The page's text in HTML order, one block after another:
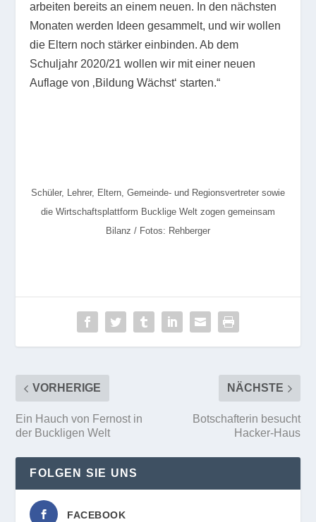
arbeiten bereits an einem neuen. In den nächsten
Monaten werden Ideen gesammelt, und wir wollen
die Eltern noch stärker einbinden. Ab dem
Schuljahr 2020/21 wollen wir mit einer neuen
Auflage von ‚Bildung Wächst‘ starten.“
Schüler, Lehrer, Eltern, Gemeinde- und Regionsvertreter sowie
die Wirtschaftsplattform Bucklige Welt zogen gemeinsam
Bilanz / Fotos: Rehberger
VORHERIGE
Ein Hauch von Fernost in
der Buckligen Welt
NÄCHSTE
Botschafterin besucht
Hacker-Haus
FOLGEN SIE UNS
FACEBOOK